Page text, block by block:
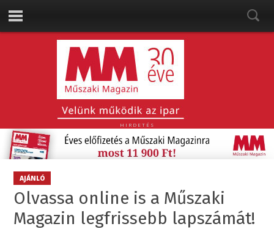
HIRDETÉS
AJÁNLÓ
Olvassa online is a Műszaki
Magazin legfrissebb lapszámát!